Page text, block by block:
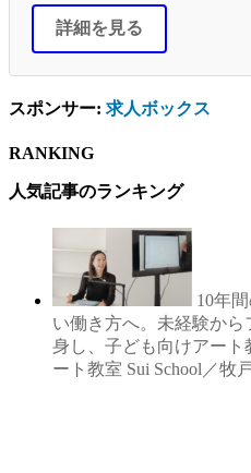
詳細を見る
スポンサー: 求人ボックス
RANKING
人気記事のランキング
10年
い働き方へ。未経験か
身し、子ども向けアート
ート教室 Sui School／牧